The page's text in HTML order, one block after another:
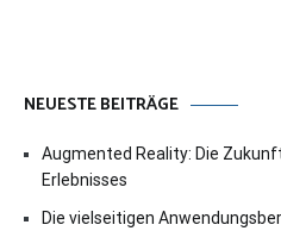
NEUESTE BEITRÄGE
Augmented Reality: Die
Erlebnisses
Die vielseitigen